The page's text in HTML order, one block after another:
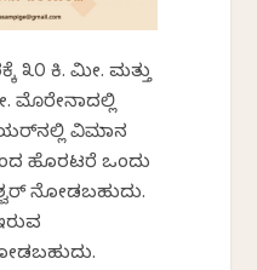
೩೦ ಕಿ. ಮೀ. ಮತ್ತು
ಮೊರೇನಾದಲ್ಲಿ
ವಿಮಾನ
ಹೊರಟರೆ ಒಂದು
ನೋಡಬಹುದು.